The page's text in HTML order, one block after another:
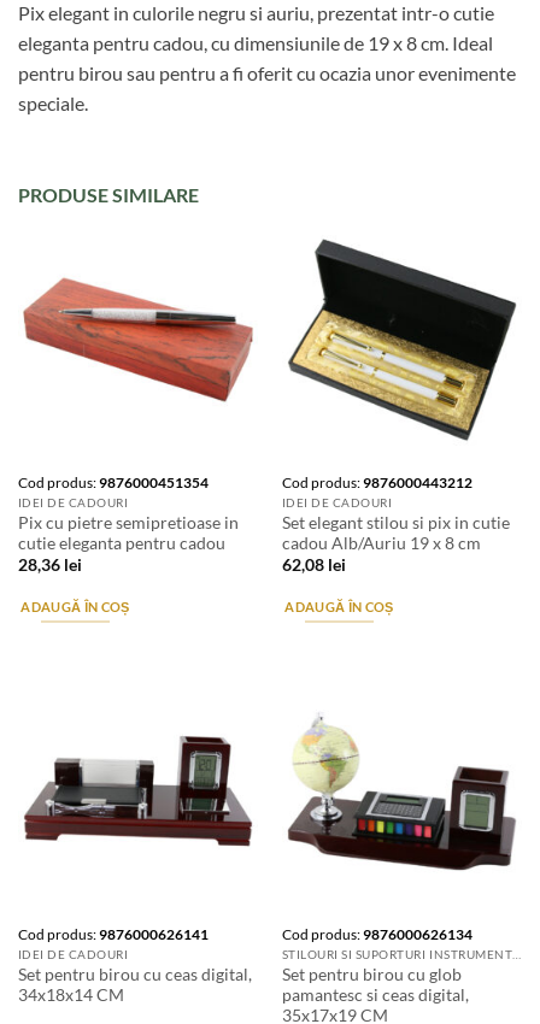
Pix elegant in culorile negru si auriu, prezentat intr-o cutie
eleganta pentru cadou, cu dimensiunile de 19 x 8 cm. Ideal
pentru birou sau pentru a fi oferit cu ocazia unor evenimente
speciale.
PRODUSE SIMILARE
Cod produs:9876000451354
IDEI DE CADOURI
Pix cu pietre semipretioase in
cutie eleganta pentru cadou
28,36 lei
ADAUGĂ ÎN COȘ
Cod produs:9876000443212
IDEI DE CADOURI
Set elegant stilou si pix in cutie
cadou Alb/Auriu 19 x 8 cm
62,08 lei
ADAUGĂ ÎN COȘ
Cod produs:9876000626141
IDEI DE CADOURI
Set pentru birou cu ceas digital,
34x18x14 CM
Cod produs:9876000626134
Set pentru birou cu glob
pamantesc si ceas digital,
35x17x19 CM